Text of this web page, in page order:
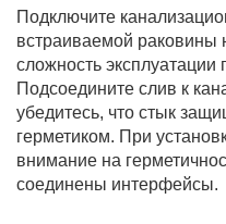
Подключите
встраиваемой раковины
сложность эксплуатации
Подсоедините слив к
убедитесь, что стык
герметиком. При
внимание на
соединены интерфейсы.